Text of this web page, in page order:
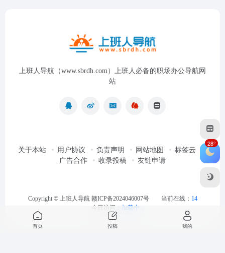
上班人导航（www.sbrdh.com）上班人必备的职场办公导航网
站
关于本站 用户协议 负责声明 网站地图
标签云
广告合作
收录投稿 友链申请
Copyright © 上班人导航 赣ICP备2024046007号 当前在线： 14
今日访问： 加载中...
28°
首页 投稿 我的